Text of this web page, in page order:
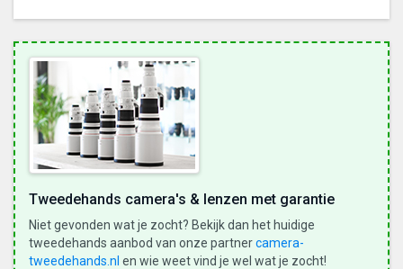
Tweedehands camera's & lenzen met garantie
Niet gevonden wat je zocht? Bekijk dan het huidige
tweedehands aanbod van onze partnercamera-
tweedehands.nl en wie weet vind je wel wat je zocht!